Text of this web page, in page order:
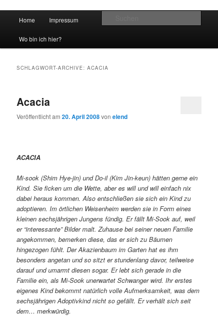
vidgames.de
Zum Inhalt wechseln
Zum sekundären Inhalt wechseln
Home Impressum
Wo bin ich hier?
SCHLAGWORT-ARCHIVE:ACACIA
Acacia
Veröffentlicht am20. April 2008vonelend
ACACIA
Mi-sook (Shim Hye-jin) und Do-il (Kim Jin-keun) hätten gerne ein
Kind. Sie ficken um die Wette, aber es will und will einfach nix
dabei heraus kommen. Also entschließen sie sich ein Kind zu
adoptieren. Im örtlichen Weisenheim werden sie in Form eines
kleinen sechsjährigen Jungens fündig. Er fällt Mi-Sook auf, weil
er “interessante” Bilder malt. Zuhause bei seiner neuen Familie
angekommen, bemerken diese, das er sich zu Bäumen
hingezogen fühlt. Der Akazienbaum im Garten hat es ihm
besonders angetan und so sitzt er stundenlang davor, teilweise
darauf und umarmt diesen sogar. Er lebt sich gerade in die
Familie ein, als Mi-Sook unerwartet Schwanger wird. Ihr erstes
eigenes Kind bekommt natürlich volle Aufmerksamkeit, was dem
sechsjährigen Adoptivkind nicht so gefällt. Er verhält sich seit
dem… merkwürdig.